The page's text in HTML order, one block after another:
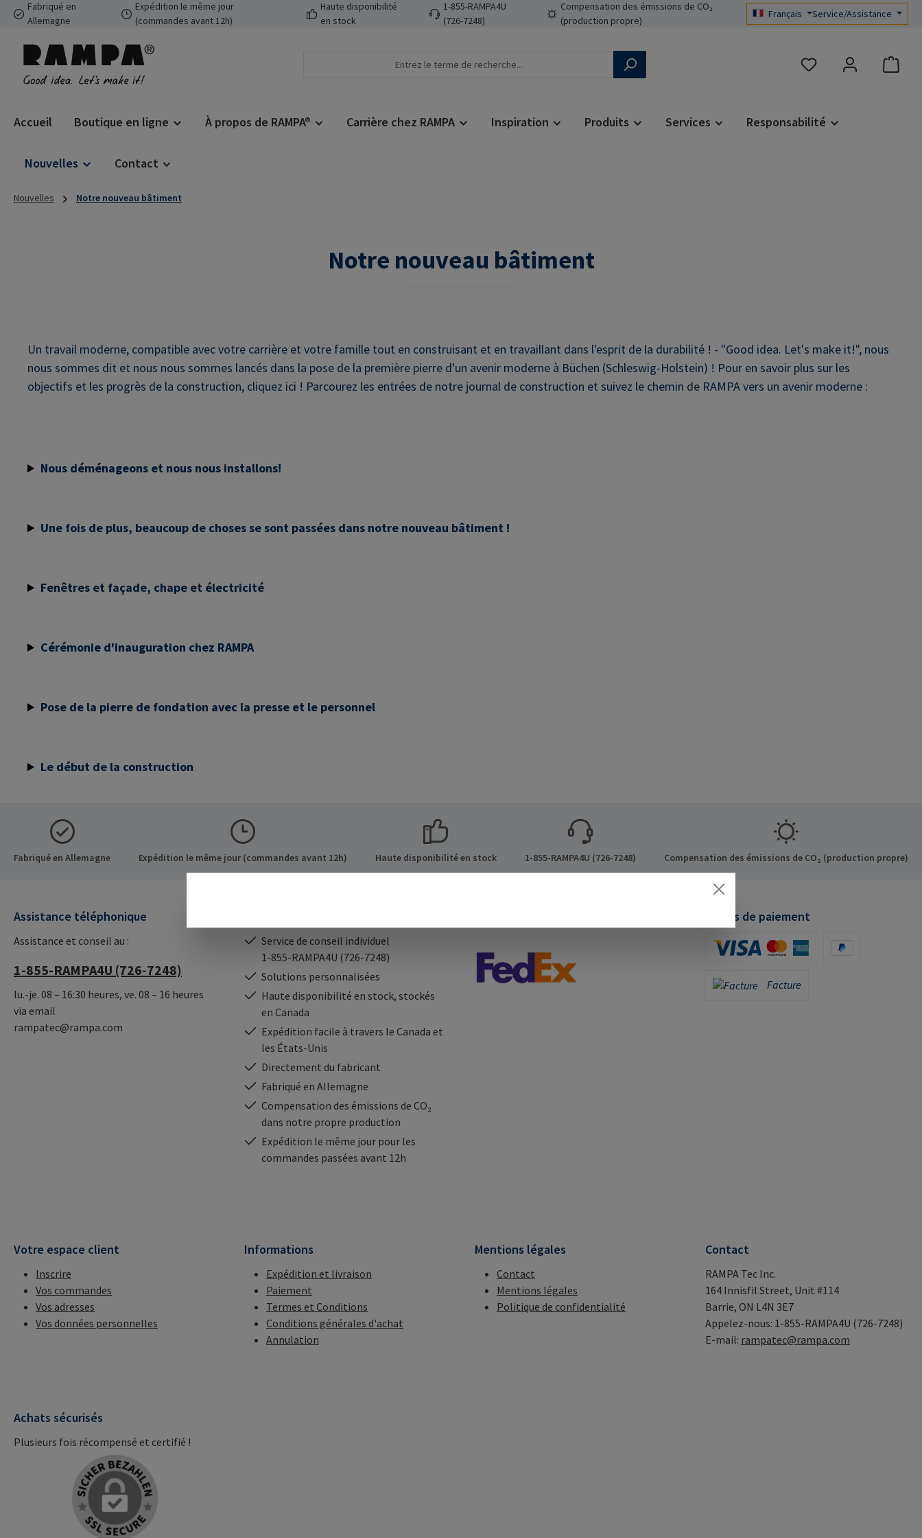
au contenu principal
Passer à la recherche
Passer à la navigation principale
Fabriqué en
Allemagne
Expédition le même jour
(commandes avant 12h)
Haute disponibilité
en stock
1-855-RAMPA4U
(726-7248)
Compensation des émissions de CO₂
(production propre)
Français Service/Assistance
Vous avez 0 articles
Accueil Boutique en ligne À propos de RAMPA® Carrière chez RAMPA Inspiration Produits Services Responsabilité
Nouvelles Contact
Nouvelles Notre nouveau bâtiment
Notre nouveau bâtiment
Un travail moderne, compatible avec votre carrière et votre famille tout en construisant et en travaillant dans l'esprit de la durabilité ! - "Good idea. Let's make it!", nous
nous sommes dit et nous nous sommes lancés dans la pose de la première pierre d'un avenir moderne à Büchen (Schleswig-Holstein) ! Pour en savoir plus sur les
objectifs et les progrès de la construction, cliquez ici ! Parcourez les entrées de notre journal de construction et suivez le chemin de RAMPA vers un avenir moderne :
Nous déménageons et nous nous installons!
Une fois de plus, beaucoup de choses se sont passées dans notre nouveau bâtiment !
Fenêtres et façade, chape et électricité
Cérémonie d'inauguration chez RAMPA
Pose de la pierre de fondation avec la presse et le personnel
Le début de la construction
Fabriqué en Allemagne Expédition le même jour (commandes avant 12h) Haute disponibilité en stock 1-855-RAMPA4U (726-7248) Compensation des émissions de CO₂ (production propre)
Assistance téléphonique
Assistance et conseil au :
1-855-RAMPA4U (726-7248)
lu.-je. 08 – 16:30 heures, ve. 08 – 16 heures
via email
rampatec@rampa.com
Service de conseil individuel
1-855-RAMPA4U (726-7248)
Solutions personnalisées
Haute disponibilité en stock, stockés
en Canada
Expédition facile à travers le Canada et
les États-Unis
Directement du fabricant
Fabriqué en Allemagne
Compensation des émissions de CO₂
dans notre propre production
Expédition le même jour pour les
commandes passées avant 12h
Modes de paiement
Facture
Facture
Votre espace client
Inscrire
Vos commandes
Vos adresses
Vos données personnelles
Informations
Expédition et livraison
Paiement
Termes et Conditions
Conditions générales d'achat
Annulation
Mentions légales
Contact
Mentions légales
Politique de confidentialité
Contact
RAMPA Tec Inc.
164 Innisfil Street, Unit #114
Barrie, ON L4N 3E7
Appelez-nous: 1-855-RAMPA4U (726-7248)
E-mail: rampatec@rampa.com
Achats sécurisés
Plusieurs fois récompensé et certifié !